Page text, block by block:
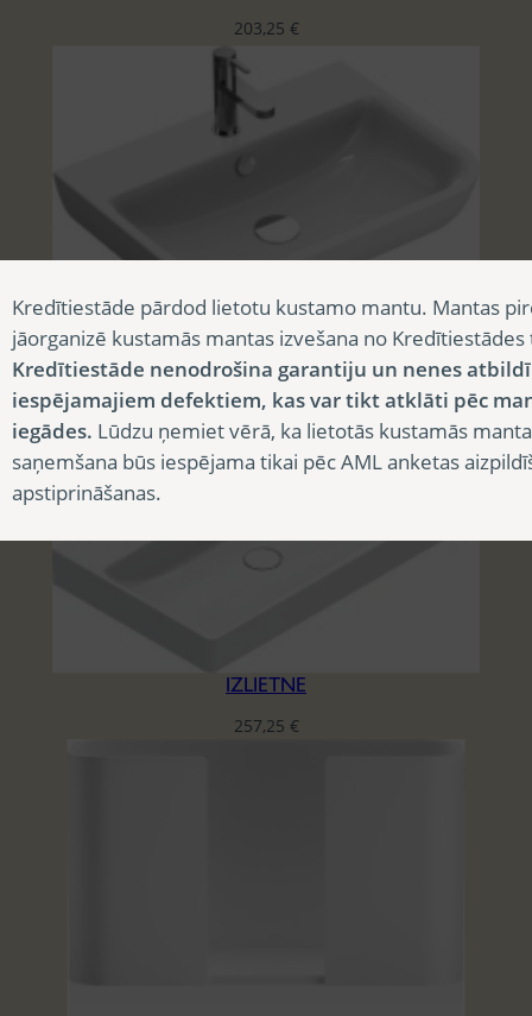
203,25 €
IZLIETNE
30,75€
IZLIETNE
257,25 €
Kredītiestāde pārdod lietotu kustamo mantu. Mantas
jāorganizē kustamās mantas izvešana no
Kredītiestāde nenodrošina garantiju un nenes
iespējamajiem defektiem, kas var tikt atklāti pēc
iegādes. Lūdzu ņemiet vērā, ka lietotās kustamās
saņemšana būs iespējama tikai pēc AML anketas
apstiprināšanas.